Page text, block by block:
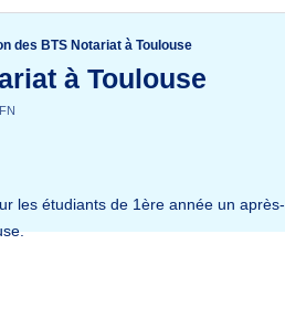
des BTS Notariat à Toulouse
à Toulouse
les étudiants de 1ère année un après-